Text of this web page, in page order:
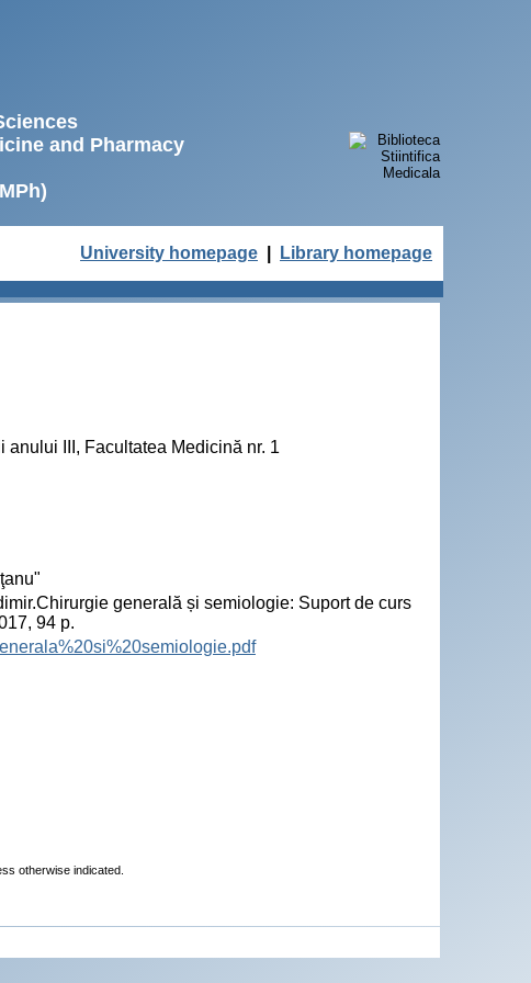
and Pharmacy
University homepage Library homepage
III, Facultatea Medicină nr. 1
generală și semiologie: Suport de curs
94 p.
otherwise indicated.